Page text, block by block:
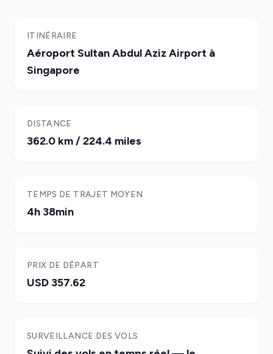
ITINÉRAIRE
Aéroport Sultan Abdul Aziz Airport à
Singapore
DISTANCE
362.0 km / 224.4 miles
TEMPS DE TRAJET MOYEN
4h 38min
PRIX DE DÉPART
USD 357.62
SURVEILLANCE DES VOLS